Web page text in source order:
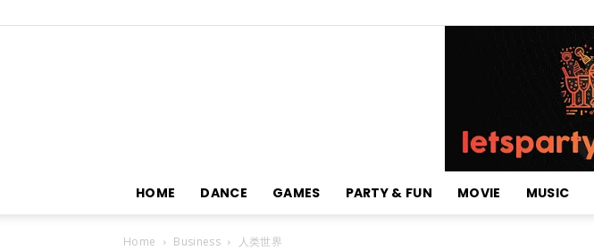
HOME DANCE GAMES PARTY & FUN MOVIE MUSIC
Home Business 人类世界